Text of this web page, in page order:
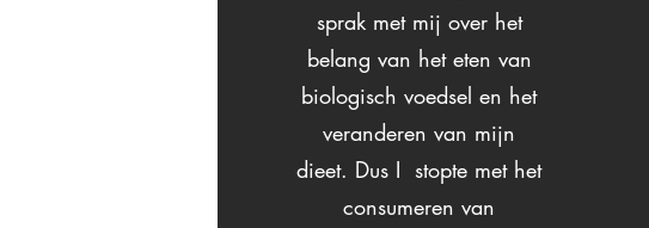
sprak met mij over het
belang van het eten van
biologisch voedsel en het
veranderen van mijn
dieet. Dus I stopte met het
consumeren van